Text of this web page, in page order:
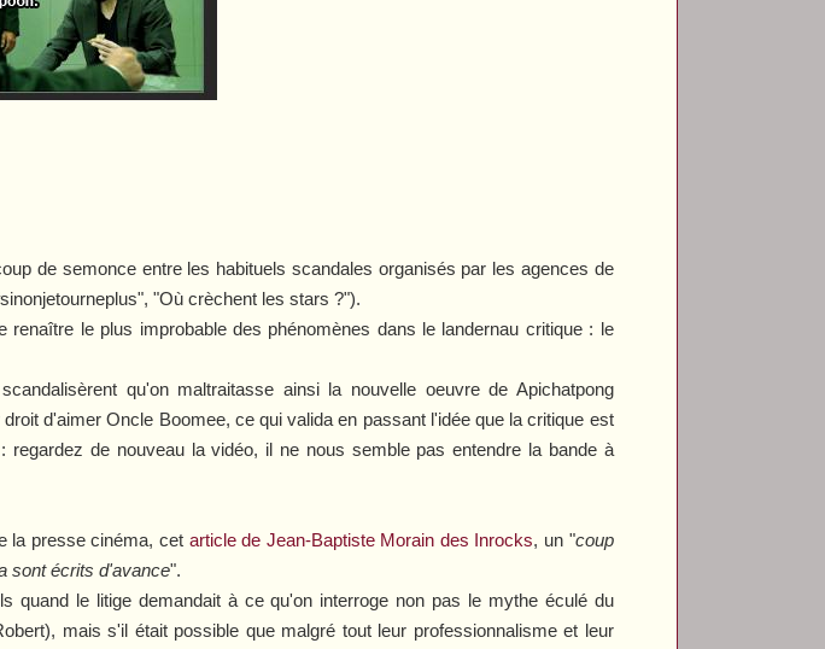
de semonce entre les habituels scandales organisés par les agences de
"Où crèchent les stars ?").
le plus improbable des phénomènes dans le landernau critique : le
qu'on maltraitasse ainsi la nouvelle oeuvre de Apichatpong
droit d'aimerOncle Boomee, ce qui valida en passant l'idée que la critique est
de nouveau la vidéo, il ne nous semble pas entendre la bande à
la presse cinéma, cet article de Jean-Baptiste Morain des Inrocks, un "coup
sont écrits d'avance".
quand le litige demandait à ce qu'on interroge non pas le mythe éculé du
), mais s'il était possible que malgré tout leur professionnalisme et leur